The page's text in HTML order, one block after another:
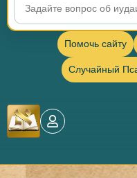
Помочь сайту
Случайный